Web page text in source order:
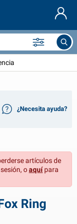
¿Necesita ayuda?
artículos de
oaquípara
Ring